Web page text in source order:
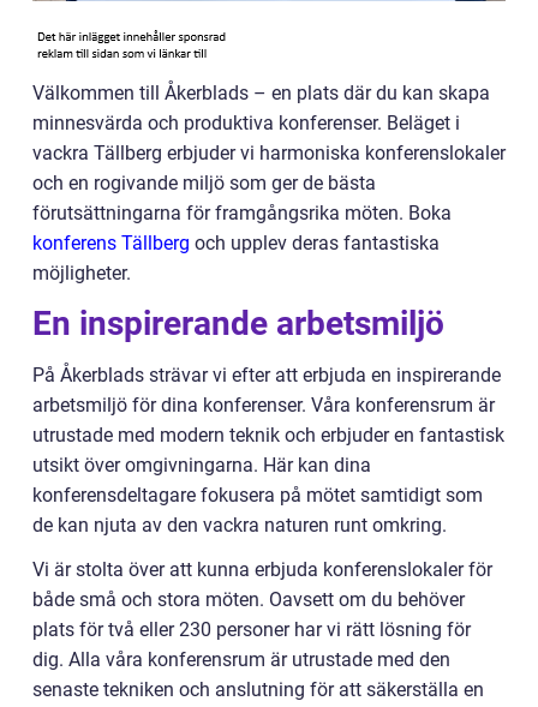
Välkommen till Åkerblads – en plats där du kan skapa
minnesvärda och produktiva konferenser. Beläget i
vackra Tällberg erbjuder vi harmoniska konferenslokaler
och en rogivande miljö som ger de bästa
förutsättningarna för framgångsrika möten. Boka
konferens Tällberg och upplev deras fantastiska
möjligheter.
En inspirerande arbetsmiljö
På Åkerblads strävar vi efter att erbjuda en inspirerande
arbetsmiljö för dina konferenser. Våra konferensrum är
utrustade med modern teknik och erbjuder en fantastisk
utsikt över omgivningarna. Här kan dina
konferensdeltagare fokusera på mötet samtidigt som
de kan njuta av den vackra naturen runt omkring.
Vi är stolta över att kunna erbjuda konferenslokaler för
både små och stora möten. Oavsett om du behöver
plats för två eller 230 personer har vi rätt lösning för
dig. Alla våra konferensrum är utrustade med den
senaste tekniken och anslutning för att säkerställa en